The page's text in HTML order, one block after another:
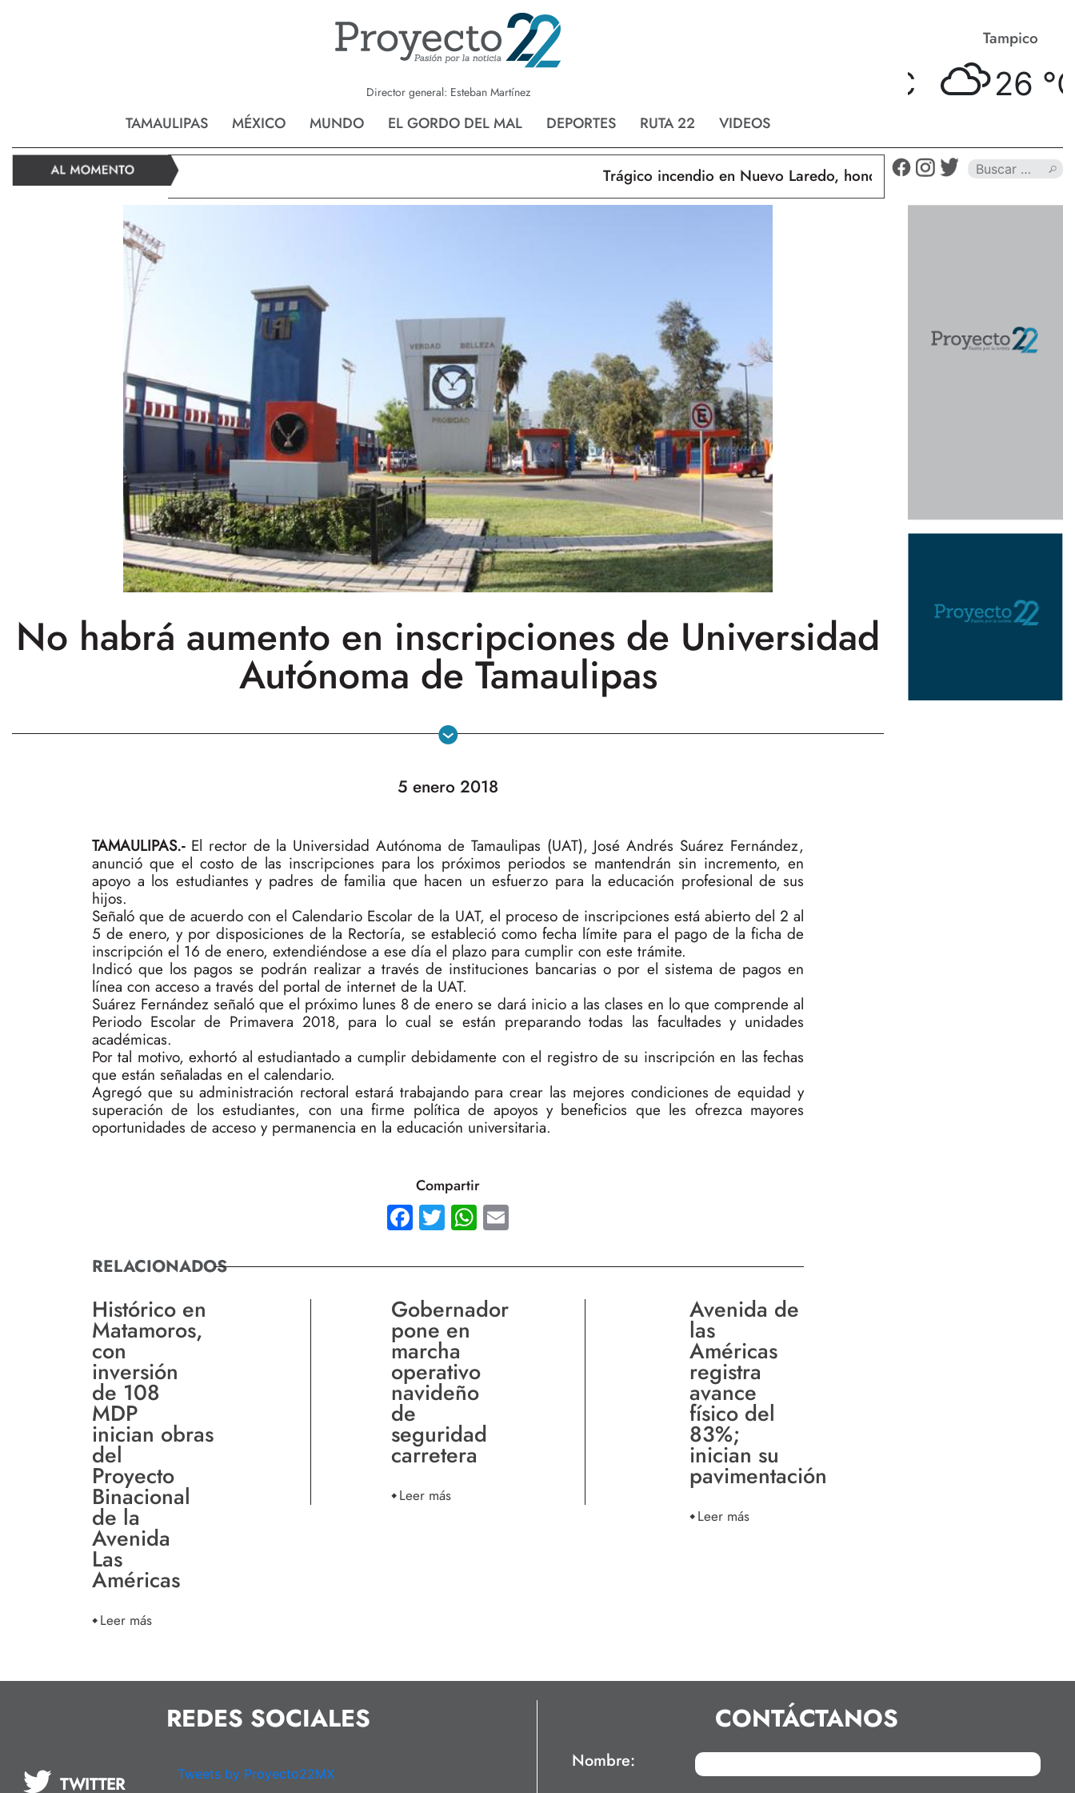
Director general: Esteban Martínez
TAMAULIPAS MÉXICO MUNDO EL GORDO DEL MAL DEPORTES RUTA 22 VIDEOS
Reynosa Nvo. Laredo Tampico
26 ° C
Trágico incendio en Nuevo Laredo, hondureño muere calcinado
No habrá aumento en inscripciones de Universidad
Autónoma de Tamaulipas
5 enero 2018
TAMAULIPAS.- El rector de la Universidad Autónoma de Tamaulipas (UAT), José Andrés Suárez Fernández,
anunció que el costo de las inscripciones para los próximos periodos se mantendrán sin incremento, en
apoyo a los estudiantes y padres de familia que hacen un esfuerzo para la educación profesional de sus
hijos.
Señaló que de acuerdo con el Calendario Escolar de la UAT, el proceso de inscripciones está abierto del 2 al
5 de enero, y por disposiciones de la Rectoría, se estableció como fecha límite para el pago de la ficha de
inscripción el 16 de enero, extendiéndose a ese día el plazo para cumplir con este trámite.
Indicó que los pagos se podrán realizar a través de instituciones bancarias o por el sistema de pagos en
línea con acceso a través del portal de internet de la UAT.
Suárez Fernández señaló que el próximo lunes 8 de enero se dará inicio a las clases en lo que comprende al
Periodo Escolar de Primavera 2018, para lo cual se están preparando todas las facultades y unidades
académicas.
Por tal motivo, exhortó al estudiantado a cumplir debidamente con el registro de su inscripción en las fechas
que están señaladas en el calendario.
Agregó que su administración rectoral estará trabajando para crear las mejores condiciones de equidad y
superación de los estudiantes, con una firme política de apoyos y beneficios que les ofrezca mayores
oportunidades de acceso y permanencia en la educación universitaria.
Compartir
Facebook
TwitterWhatsApp
RELACIONADOS
Histórico en
Matamoros,
con
inversión
de 108
MDP
inician obras
del
Proyecto
Binacional
de la
Avenida
Las
Américas
Leer más
Gobernador
pone en
marcha
operativo
navideño
de
seguridad
carretera
Leer más
Avenida de
las
Américas
registra
avance
físico del
83%;
inician su
pavimentación
Leer más
REDES SOCIALES
TWITTER Tweets by Proyecto22MX
CONTÁCTANOS
Nombre: